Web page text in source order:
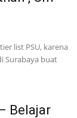
list PSU, karena
Surabaya buat
Belajar